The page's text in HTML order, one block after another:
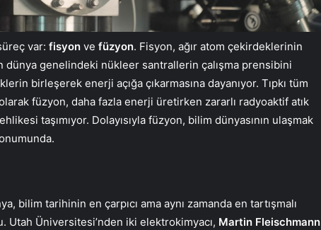
var: fisyon ve füzyon. Fisyon, ağır atom çekirdeklerinin
genelindeki nükleer santrallerin çalışma prensibini
birleşerek enerji açığa çıkarmasına dayanıyor. Tıpkı tüm
füzyon, daha fazla enerji üretirken zararlı radyoaktif atık
taşımıyor. Dolayısıyla füzyon, bilim dünyasının ulaşmak
bilim tarihinin en çarpıcı ama aynı zamanda en tartışmalı
Utah Üniversitesi’nden iki elektrokimyacı, Martin Fleischmann